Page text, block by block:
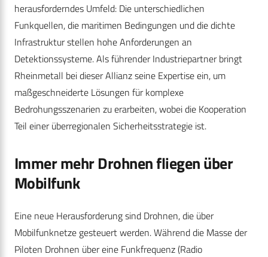
herausforderndes Umfeld: Die unterschiedlichen
Funkquellen, die maritimen Bedingungen und die dichte
Infrastruktur stellen hohe Anforderungen an
Detektionssysteme. Als führender Industriepartner bringt
Rheinmetall bei dieser Allianz seine Expertise ein, um
maßgeschneiderte Lösungen für komplexe
Bedrohungsszenarien zu erarbeiten, wobei die Kooperation
Teil einer überregionalen Sicherheitsstrategie ist.
Immer mehr Drohnen fliegen über
Mobilfunk
Eine neue Herausforderung sind Drohnen, die über
Mobilfunknetze gesteuert werden. Während die Masse der
Piloten Drohnen über eine Funkfrequenz (Radio